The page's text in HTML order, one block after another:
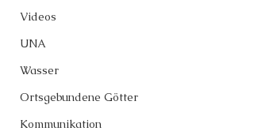
Videos
UNA
Wasser
Ortsgebundene Götter
Kommunikation